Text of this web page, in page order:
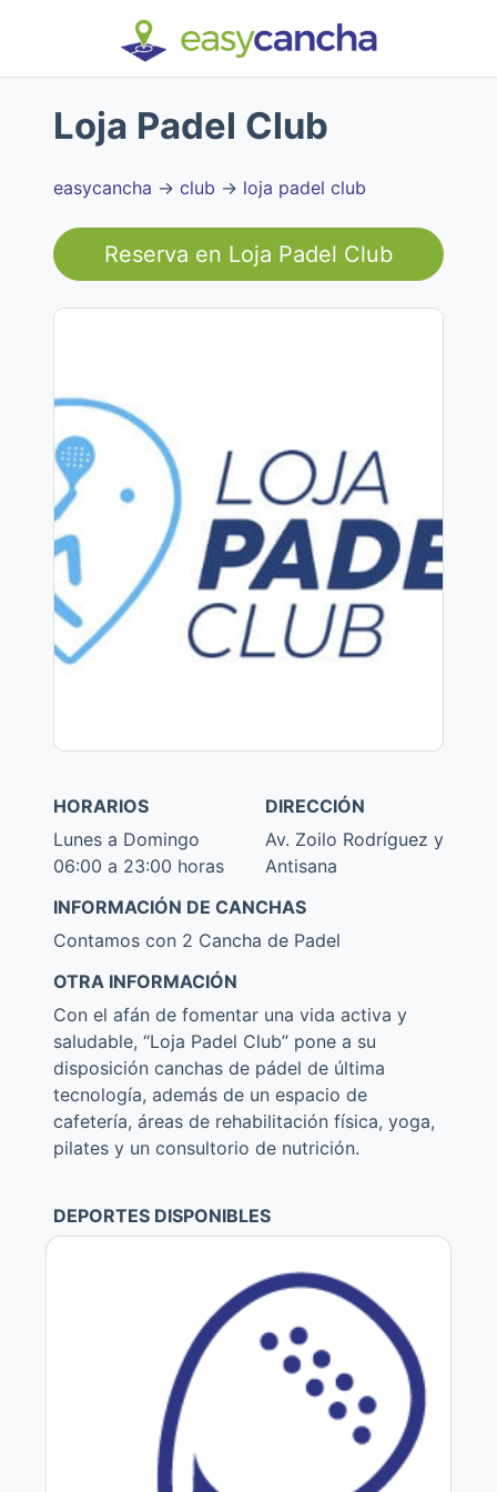
Loja Padel Club
easycancha → club → loja padel club
Reserva en Loja Padel Club
HORARIOS
Lunes a Domingo
06:00 a 23:00 horas
DIRECCIÓN
Av. Zoilo Rodríguez y
Antisana
INFORMACIÓN DE CANCHAS
Contamos con 2 Cancha de Padel
OTRA INFORMACIÓN
Con el afán de fomentar una vida activa y
saludable, “Loja Padel Club” pone a su
disposición canchas de pádel de última
tecnología, además de un espacio de
cafetería, áreas de rehabilitación física, yoga,
pilates y un consultorio de nutrición.
DEPORTES DISPONIBLES